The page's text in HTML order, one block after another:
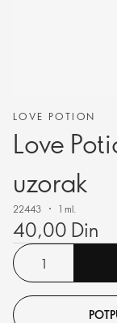
LOVE POTION
Love
uzorak
22443 1 ml.
40,00 Din